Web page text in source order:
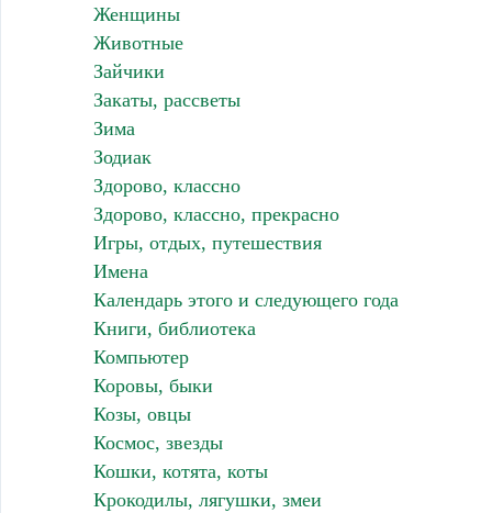
Женщины
Животные
Зайчики
Закаты, рассветы
Зима
Зодиак
Здорово, классно
Здорово, классно, прекрасно
Игры, отдых, путешествия
Имена
Календарь этого и следующего года
Книги, библиотека
Компьютер
Коровы, быки
Козы, овцы
Космос, звезды
Кошки, котята, коты
Крокодилы, лягушки, змеи